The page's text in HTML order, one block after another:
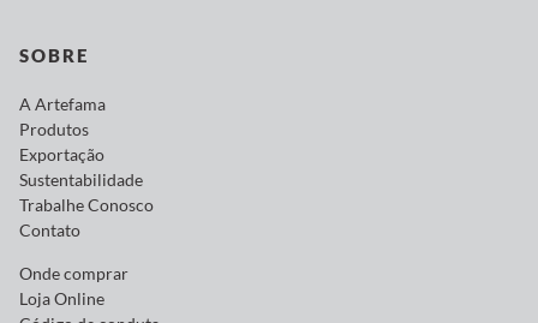
SOBRE
A Artefama
Produtos
Exportação
Sustentabilidade
Trabalhe Conosco
Contato
Onde comprar
Loja Online